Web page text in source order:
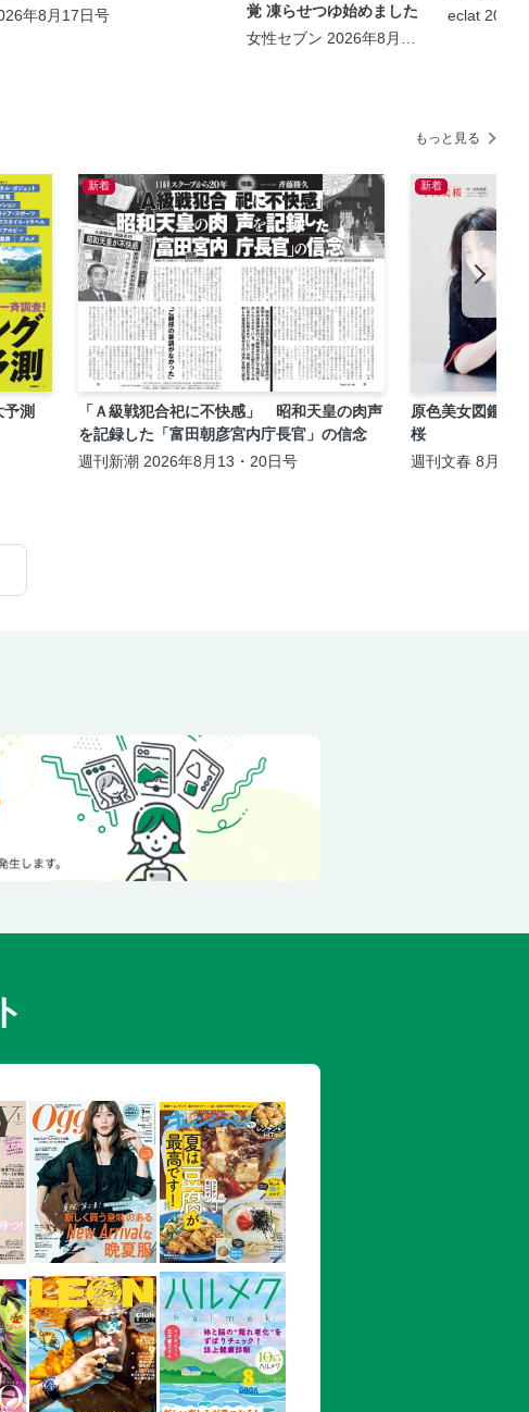
年8月17日号
覚 凍らせつゆ始めました
女性セブン 2026年8月13
eclat 2026
もっと見る
予測
新着
「Ａ級戦犯合祀に不快感」 昭和天皇の肉声
を記録した「富田朝彦宮内庁長官」の信念
週刊新潮 2026年8月13・20日号
新着
原色美女図鑑
桜
週刊文春 8月13